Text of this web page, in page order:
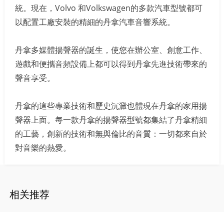
統。現在，Volvo 和Volkswagen的多款汽車型號都可
以配置工廠安裝的精細的丹拿汽車音響系統。
丹拿多媒體揚聲器的誕生，使您在辦公室、創意工作、
遊戲和便攜音頻設備上都可以得到丹拿先進技術帶來的
聲音享受。
丹拿的這些專業技術和歷史沉澱也體現在丹拿的家用揚
聲器上面。每一款丹拿的揚聲器型號都集結了丹拿精細
的工藝，創新的技術和無與倫比的音質：一切都來自於
對音樂的熱愛。
相关推荐